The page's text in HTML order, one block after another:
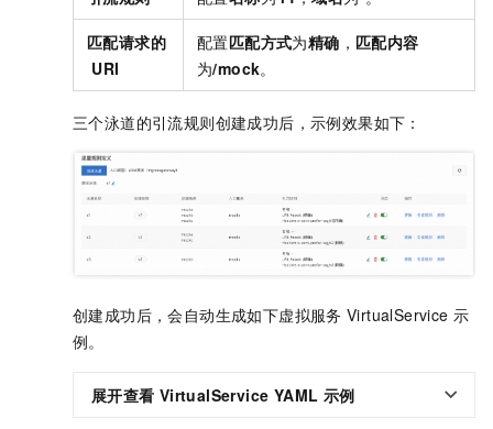
匹配请求的
URI
配置匹配方式为精确 ，匹配内容
为/mock。
三个泳道的引流规则创建成功后，示例效果如下：
创建成功后，会自动生成如下虚拟服务 VirtualService 示
例。
展开查看 VirtualService YAML 示例